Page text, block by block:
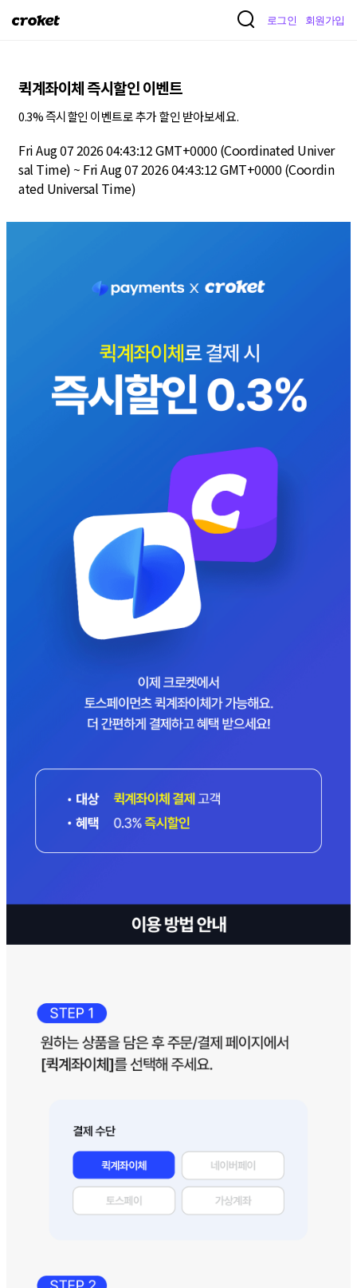
크
로그인 회원가입
퀵계좌이체 즉시할인 이벤트
0.3% 즉시할인 이벤트로 추가 할인 받아보세요.
Fri Aug 07 2026 04:43:12 GMT+0000 (Coordinated Univer
sal Time) ~ Fri Aug 07 2026 04:43:12 GMT+0000 (Coordin
ated Universal Time)